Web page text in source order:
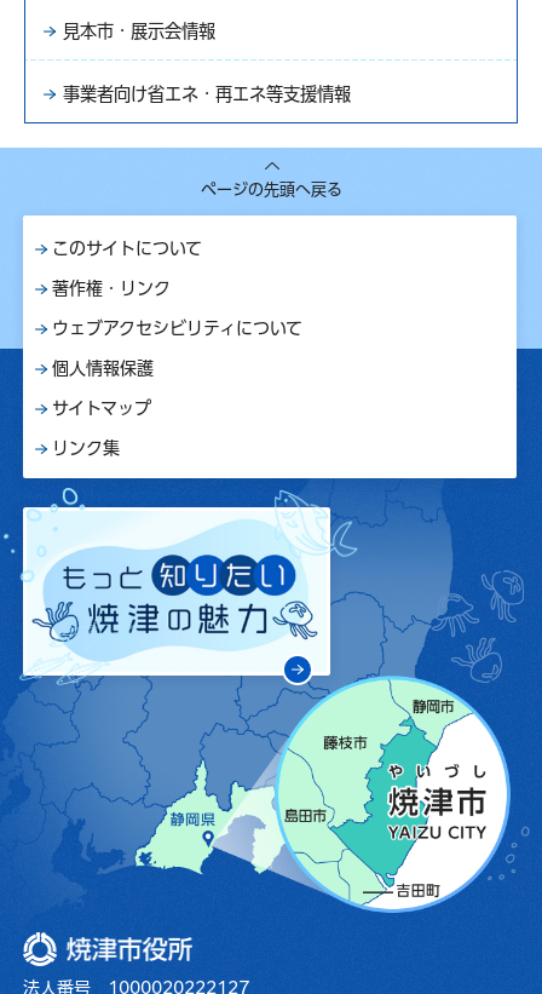
見本市・展示会情報
事業者向け省エネ・再エネ等支援情報
ページの先頭へ戻る
このサイトについて
著作権・リンク
ウェブアクセシビリティについて
個人情報保護
サイトマップ
リンク集
焼津市役所
法人番号 1000020222127